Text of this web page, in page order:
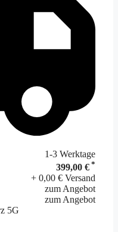
1-3 Werktage
399,00 € *
+ 0,00 € Versand
zum Angebot
zum Angebot
5G